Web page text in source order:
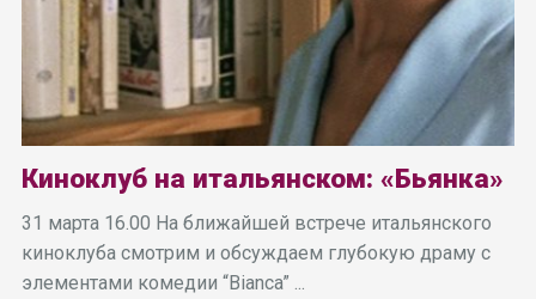
Киноклуб на итальянском: «Бьянка»
31 марта 16.00 На ближайшей встрече итальянского
киноклуба смотрим и обсуждаем глубокую драму с
элементами комедии “Bianca” ...